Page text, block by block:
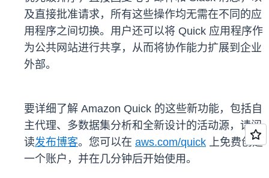
及直接批准请求，所有这些操作均无需在不同的应
用程序之间切换。用户还可以将 Quick 应用程序作
为公共网站进行共享，从而将协作能力扩展到企业
外部。
要详细了解 Amazon Quick 的这些新功能，包括自
主代理、多数据集分析和全新设计的活动源，请阅
读发布博客。您可以在 aws.com/quick 上免费创建
一个账户，并在几分钟后开始使用。